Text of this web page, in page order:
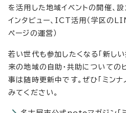
を活用した地域イベントの開催、
インタビュー、ICT活用（学区の
ページの運営）
若い世代も参加したくなる「新しい
来の地域の自助・共助についての
事は随時更新中です。ぜひ「ミンナ
みてください。